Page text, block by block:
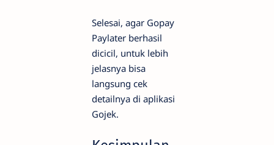
Selesai, agar Gopay
Paylater berhasil
dicicil, untuk lebih
jelasnya bisa
langsung cek
detailnya di aplikasi
Gojek.